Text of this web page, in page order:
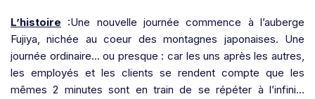
L’histoire :Une nouvelle journée commence à l’auberge
Fujiya, nichée au coeur des montagnes japonaises. Une
journée ordinaire… ou presque : car les uns après les autres,
les employés et les clients se rendent compte que les
mêmes 2 minutes sont en train de se répéter à l’infini…